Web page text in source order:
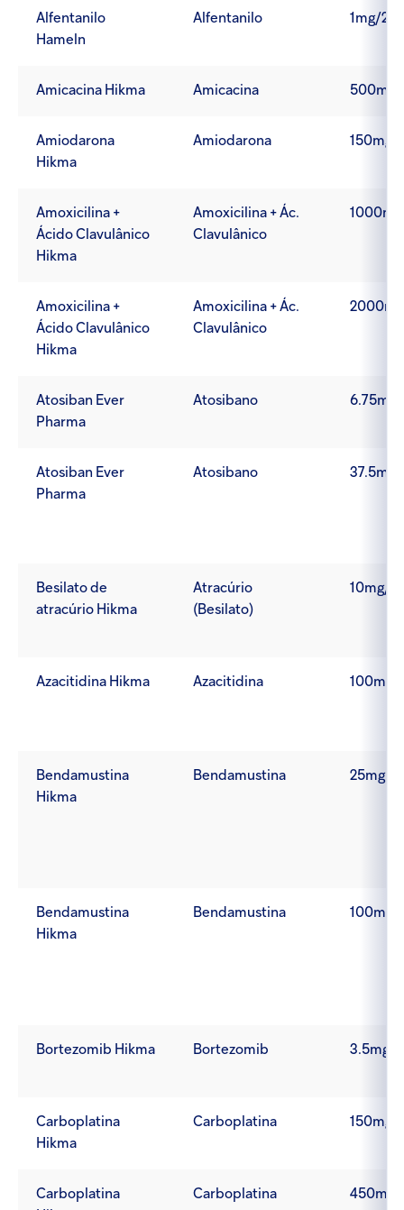
Alfentanilo
Hameln
Alfentanilo 1mg/2ml
Amicacina Hikma Amicacina 500mg/
Amiodarona
Hikma
Amiodarona 150mg/
Amoxicilina +
Ácido Clavulânico
Hikma
Amoxicilina + Ác.
Clavulânico
Amoxicilina +
Ácido Clavulânico
Hikma
Amoxicilina + Ác.
Clavulânico
Atosiban Ever
Pharma
Atosibano
Atosiban Ever
Pharma
Atosibano
Besilato de
atracúrio Hikma
Atracúrio
(Besilato)
10mg/
Azacitidina Hikma Azacitidina 100mg
Bendamustina
Hikma
Bendamustina 25mg
Bendamustina
Hikma
Bendamustina 100mg
Bortezomib Hikma Bortezomib 3.5mg
Carboplatina
Hikma
Carboplatina 150mg/
Carboplatina
Carboplatina 450mg/